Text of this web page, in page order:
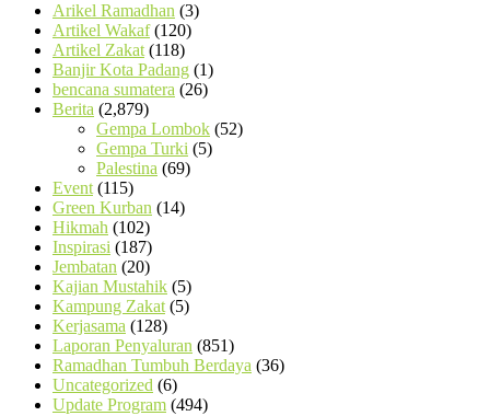
Arikel Ramadhan (3)
Artikel Wakaf(120)
Artikel Zakat (118)
Banjir Kota Padang (1)
bencana sumatera (26)
Berita (2,879)
Gempa Lombok (52)
Gempa Turki (5)
Palestina (69)
Event (115)
Green Kurban (14)
Hikmah (102)
Inspirasi (187)
Jembatan (20)
Kajian Mustahik (5)
Kampung Zakat (5)
Kerjasama (128)
Laporan Penyaluran (851)
Ramadhan Tumbuh Berdaya (36)
Uncategorized (6)
Update Program (494)